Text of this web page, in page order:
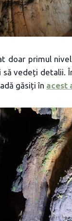
doar primul
vedeți detalii.
găsiți în acest